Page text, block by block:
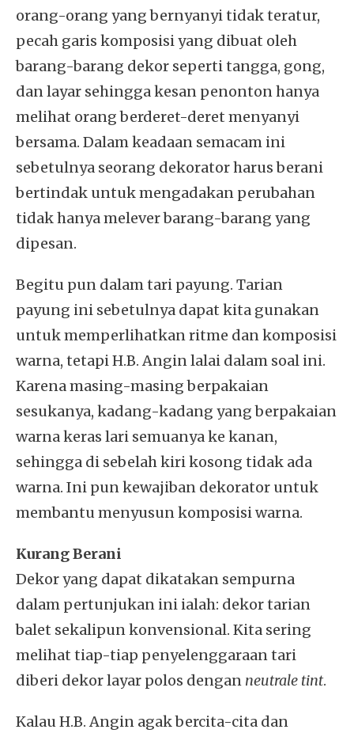
orang-orang yang bernyanyi tidak teratur,
pecah garis komposisi yang dibuat oleh
barang-barang dekor seperti tangga, gong,
dan layar sehingga kesan penonton hanya
melihat orang berderet-deret menyanyi
bersama. Dalam keadaan semacam ini
sebetulnya seorang dekorator harus berani
bertindak untuk mengadakan perubahan
tidak hanya melever barang-barang yang
dipesan.
Begitu pun dalam tari payung. Tarian
payung ini sebetulnya dapat kita gunakan
untuk memperlihatkan ritme dan komposisi
warna, tetapi H.B. Angin lalai dalam soal ini.
Karena masing-masing berpakaian
sesukanya, kadang-kadang yang berpakaian
warna keras lari semuanya ke kanan,
sehingga di sebelah kiri kosong tidak ada
warna. Ini pun kewajiban dekorator untuk
membantu menyusun komposisi warna.
Kurang Berani
Dekor yang dapat dikatakan sempurna
dalam pertunjukan ini ialah: dekor tarian
balet sekalipun konvensional. Kita sering
melihat tiap-tiap penyelenggaraan tari
diberi dekor layar polos dengan neutrale tint.
Kalau H.B. Angin agak bercita-cita dan